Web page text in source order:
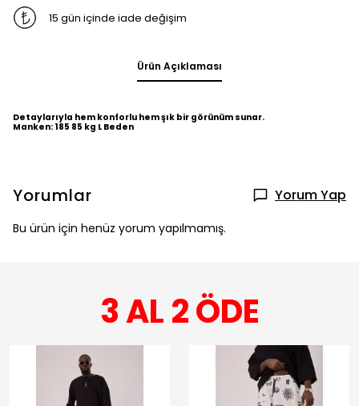
15 gün içinde iade değişim
Ürün Açıklaması
Detaylarıyla hem konforlu hem şık bir görünüm sunar.
Manken: 185 85 kg L Beden
Yorumlar Yorum Yap
Bu ürün için henüz yorum yapılmamış.
3 AL 2 ÖDE